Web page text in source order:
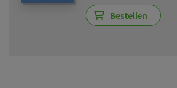
Bestellen